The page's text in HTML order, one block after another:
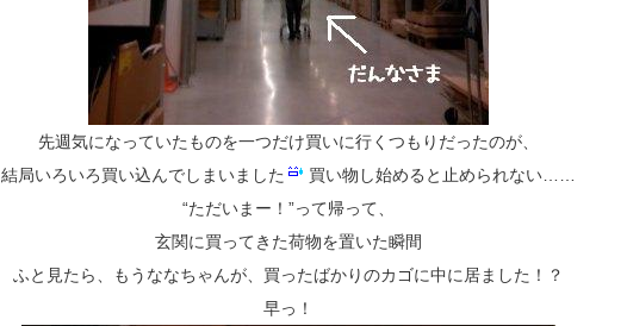
先週気になっていたものを一つだけ買いに行くつもりだったのが、
結局いろいろ買い込んでしまいました
買い物し始めると止められない……
“ただいまー！”って帰って、
玄関に買ってきた荷物を置いた瞬間
ふと見たら、もうななちゃんが、買ったばかりのカゴに中に居ました！？
早っ！